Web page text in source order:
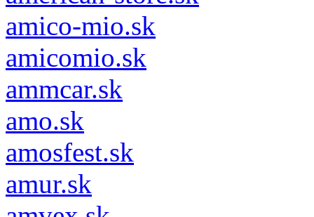
amico-mio.sk
amicomio.sk
ammcar.sk
amo.sk
amosfest.sk
amur.sk